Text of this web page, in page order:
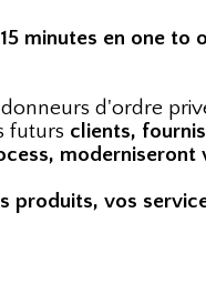
minutes en one to
d'ordre
futurs clients,
produits, vos